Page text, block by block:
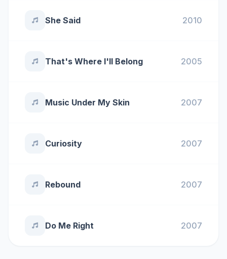
She Said 2010
That's Where I'll Belong 2005
Music Under My Skin 2007
Curiosity 2007
Rebound 2007
Do Me Right 2007